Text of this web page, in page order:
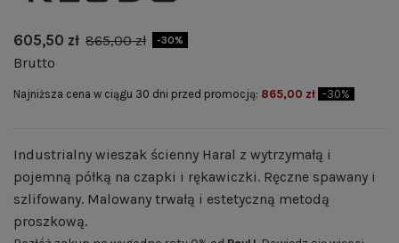
605,50 zł 865,00 zł -30%
Brutto
Najniższa cena w ciągu 30 dni przed promocją: 865,00 zł -30%
Industrialny wieszak ścienny Haral z wytrzymałą i
pojemną półką na czapki i rękawiczki. Ręczne spawany i
szlifowany. Malowany trwałą i estetyczną metodą
proszkową.